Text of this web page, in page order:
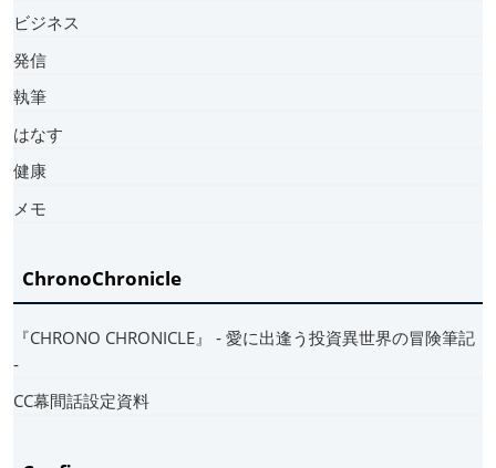
ビジネス
発信
執筆
はなす
健康
メモ
ChronoChronicle
『CHRONO CHRONICLE』 ‐ 愛に出逢う投資異世界の冒険筆記
‐
CC幕間話設定資料